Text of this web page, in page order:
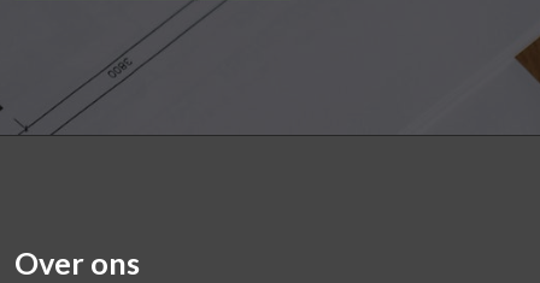
Over ons